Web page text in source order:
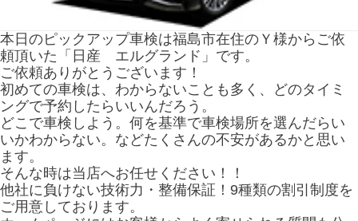
本日のピックアップ車検は福島市在住のＹ様からご依
頼頂いた「日産 エルグランド」です。
ご依頼ありがとうございます！
初めての車検は、わからないことも多く、どのタイミ
ングで予約したらいいんだろう。
どこで車検しよう。何を基準で車検場所を選んだらい
いかわからない。などたくさんの不安があるかと思い
ます。
そんな時は当店へお任せください！！
他社に負けない技術力・整備保証！9種類の割引制度を
ご用意しております。